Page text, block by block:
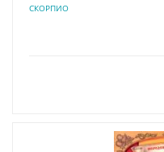
СКОРПИО